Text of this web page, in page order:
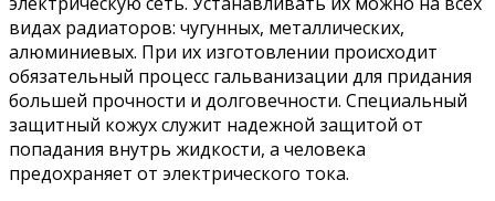
видах радиаторов: чугунных, металлических,
алюминиевых. При их изготовлении происходит
обязательный процесс гальванизации для придания
большей прочности и долговечности. Специальный
защитный кожух служит надежной защитой от
попадания внутрь жидкости, а человека
предохраняет от электрического тока.